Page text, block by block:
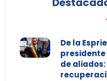
De la
de aliados: